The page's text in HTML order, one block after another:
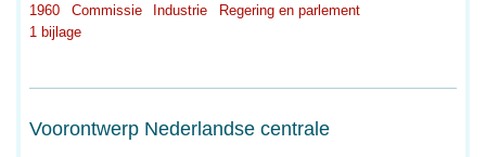
1960
Commissie Industrie
Regering en parlement
1 bijlage
Voorontwerp Nederlandse centrale